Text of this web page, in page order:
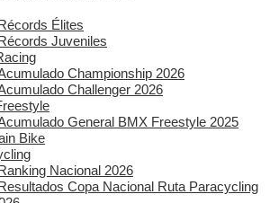
Élites
Juveniles
Championship 2026
Challenger 2026
General BMX Freestyle 2025
Bike
Nacional 2026
Copa Nacional Ruta Paracycling